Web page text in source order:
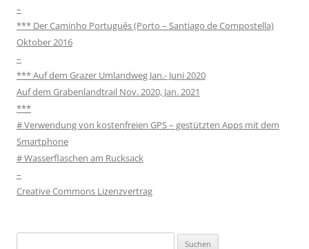
–
*** Der Caminho Português (Porto – Santiago de Compostella)
Oktober 2016
–
*** Auf dem Grazer Umlandweg Jan.- Juni 2020
Auf dem Grabenlandtrail Nov. 2020, Jan. 2021
***
# Verwendung von kostenfreien GPS – gestützten Apps mit dem
Smartphone
# Wasserflaschen am Rucksack
–
Creative Commons Lizenzvertrag